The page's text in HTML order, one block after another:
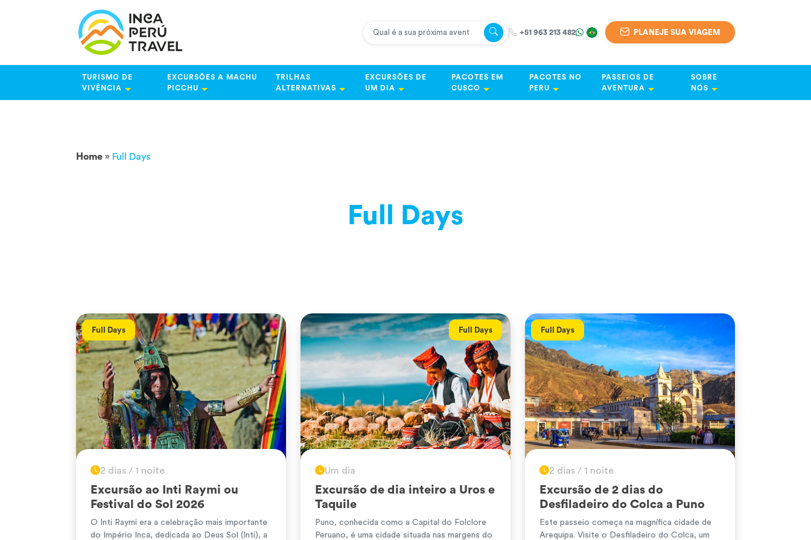
+51 963 213 482 PLANEJE SUA VIAGEM
TURISMO DE
VIVÊNCIA
EXCURSÕES A MACHU
PICCHU
TRILHAS
ALTERNATIVAS
EXCURSÕES DE
UM DIA
PACOTES EM
CUSCO
PACOTES NO
PERU
PASSEIOS DE
AVENTURA
SOBRE
NÓS
Home » Full Days
Full Days
Full Days
2 dias / 1 noite
Excursão ao Inti Raymi ou
Festival do Sol 2026
O Inti Raymi era a celebração mais importante
do Império Inca, dedicada ao Deus Sol (Inti), a
Full Days
Um dia
Excursão de dia inteiro a Uros e
Taquile
Puno, conhecida como a Capital do Folclore
Peruano, é uma cidade situada nas margens do
Full Days
2 dias / 1 noite
Excursão de 2 dias do
Desfiladeiro do Colca a Puno
Este passeio começa na magnífica cidade de
Arequipa. Visite o Desfiladeiro do Colca, um